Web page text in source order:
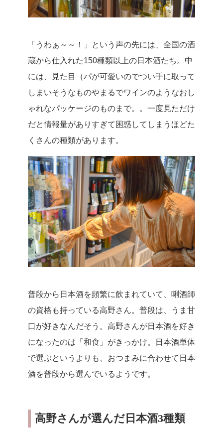
「うわぁ～～！」という声の先には、全国の酒
蔵から仕入れた150種類以上の日本酒たち。中
には、見た目（パが可愛いのでつい手に取って
しまいそうなものやまるでワインのようなおし
ゃれなパッケージのものまで。。一度見ただけ
だと情報量がありすぎて困惑してしまうほどた
くさんの種類があります。
普段から日本酒を頻繁に飲まれていて、唎酒師
の資格も持っている高野さん。普段は、うま甘
口が好きなんだそう。高野さんが日本酒を好き
になったのは「和食」がきっかけ。日本酒単体
で選ぶというよりも、おつまみに合わせて日本
酒を普段から選んでいるようです。
高野さんが選んだ日本酒3種類